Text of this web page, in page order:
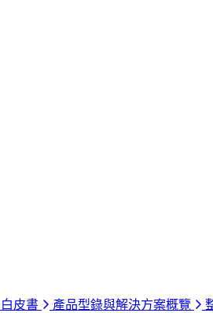
白皮書 產品型錄與解決方案概覽